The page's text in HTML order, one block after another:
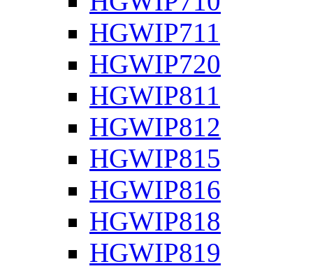
HGWIP711
HGWIP720
HGWIP811
HGWIP812
HGWIP815
HGWIP816
HGWIP818
HGWIP819